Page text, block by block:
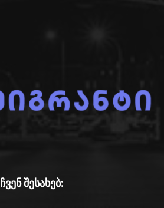
ჩვენ შესახებ: